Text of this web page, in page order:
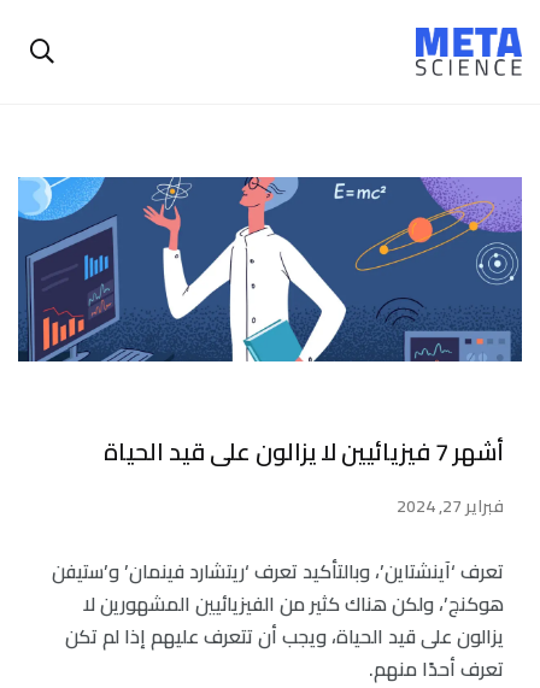
أشهر 7 فيزيائيين لا يزالون على قيد الحياة
فبراير 27, 2024
تعرف ‘آينشتاين’، وبالتأكيد تعرف ‘ريتشارد فينمان’ و’ستيفن
هوكنج’، ولكن هناك كثير من الفيزيائيين المشهورين لا
يزالون على قيد الحياة، ويجب أن تتعرف عليهم إذا لم تكن
تعرف أحدًا منهم.